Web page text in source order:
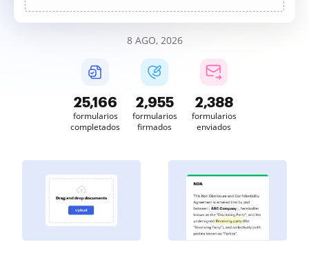
8 AGO, 2026
25,166
formularios
completados
2,955
formularios
firmados
2,388
formularios
enviados